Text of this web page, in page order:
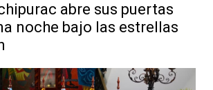
abre sus puertas
noche bajo las estrellas